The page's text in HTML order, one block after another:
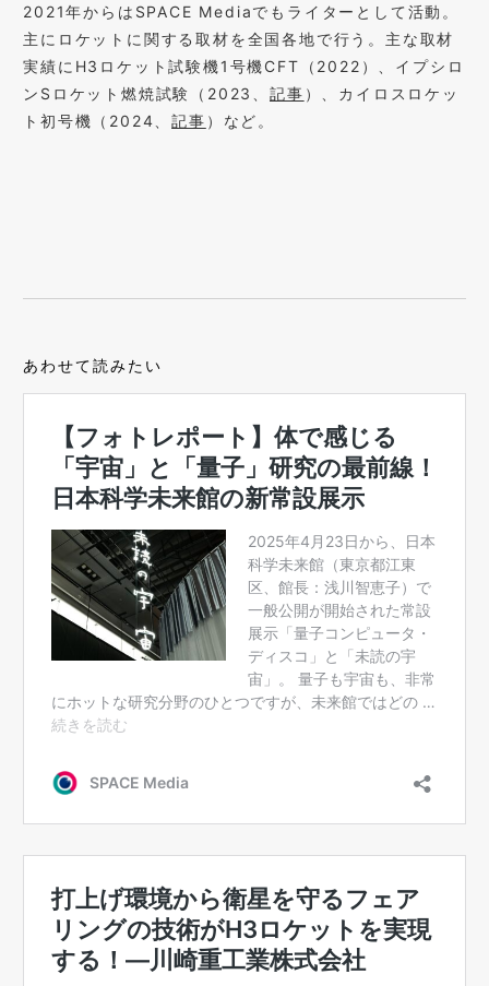
2021年からはSPACE Mediaでもライターとして活動。
主にロケットに関する取材を全国各地で行う。主な取材
実績にH3ロケット試験機1号機CFT（2022）、イプシロ
ンSロケット燃焼試験（2023、記事 ）、カイロスロケッ
ト初号機（2024、記事 ）など。
あわせて読みたい